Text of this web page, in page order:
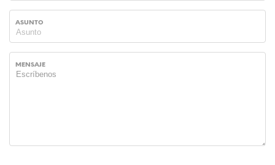
ASUNTO
MENSAJE